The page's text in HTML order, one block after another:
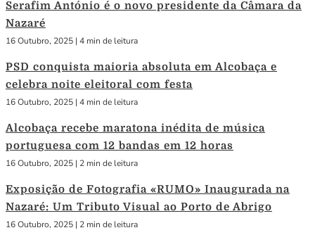
Serafim António é o novo presidente da Câmara da
Nazaré
16 Outubro, 2025 | 4 min de leitura
PSD conquista maioria absoluta em Alcobaça e
celebra noite eleitoral com festa
16 Outubro, 2025 | 4 min de leitura
Alcobaça recebe maratona inédita de música
portuguesa com 12 bandas em 12 horas
16 Outubro, 2025 | 2 min de leitura
Exposição de Fotografia «RUMO» Inaugurada na
Nazaré: Um Tributo Visual ao Porto de Abrigo
16 Outubro, 2025 | 2 min de leitura